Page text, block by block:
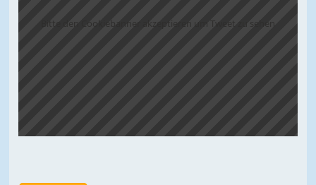
Bitte den Cookiebanner akzeptieren um Tweet zu sehen